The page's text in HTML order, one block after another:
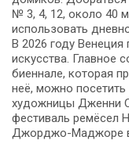
№ 3, 4, 12, около 40
использовать
В 2026 году Венеция
искусства. Главное
биеннале, которая
неё, можно
художницы Дженни
фестиваль ремёсел